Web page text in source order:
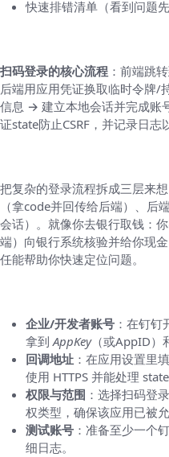
快速排错清单（看到问题先
扫码登录的核心流程 ：前端跳
后端用应用凭证换取临时令牌
信息 → 建立本地会话并完成账
证state防止CSRF，并记录日志
把复杂的登录流程拆成三层来
（拿code并回传给后端）、后
会话）。就像你去银行取钱：
端）向银行系统核验并给你现
任能帮助你快速定位问题。
企业/开发者账号 ：在钉
拿到AppKey（或AppID）
回调地址 ：在应用设置里
使用 HTTPS 并能处理 state
权限与范围 ：选择扫码登
权类型，确保该应用已被允
测试账号 ：准备至少一个
细日志。